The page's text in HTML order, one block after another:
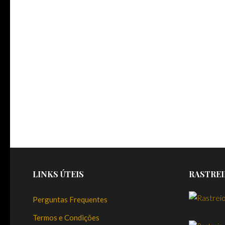
LINKS ÚTEIS
Perguntas Frequentes
Termos e Condições